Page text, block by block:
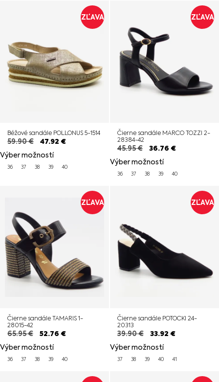
ZĽAVA
Béžové sandále POLLONUS 5-1514
59.90€ 47.92 €
Výber možností
36 37 38 39 40
ZĽAVA
Čierne sandále MARCO TOZZI 2-
28384-42
45.95€ 36.76 €
Výber možností
36 37 38 39 40
ZĽAVA
Čierne sandále TAMARIS 1-
28015-42
65.95€ 52.76 €
Výber možností
36 37 38 39 40
ZĽAVA
Čierne sandále POTOCKI 24-
20313
39.90€ 33.92 €
Výber možností
37 38 39 40 41